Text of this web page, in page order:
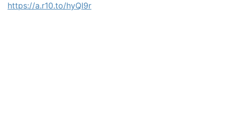
https://a.r10.to/hyQI9r